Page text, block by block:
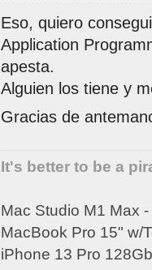
Eso, quiero
Application
apesta.
Alguien los tiene y
Gracias de
It's better to be a
Mac Studio M1 Max
MacBook Pro 15" w/
iPhone 13 Pro